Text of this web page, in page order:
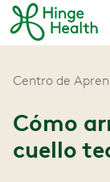
Centro de
Cómo
cuello